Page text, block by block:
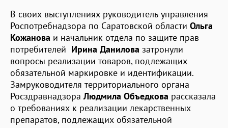
В своих выступлениях руководитель управления
Роспотребнадзора по Саратовской области Ольга
Кожанова и начальник отдела по защите прав
потребителей Ирина Данилова затронули
вопросы реализации товаров, подлежащих
обязательной маркировке и идентификации.
Замруководителя территориального органа
Росздравнадзора Людмила Объедкова рассказала
о требованиях к реализации лекарственных
препаратов, подлежащих обязательной